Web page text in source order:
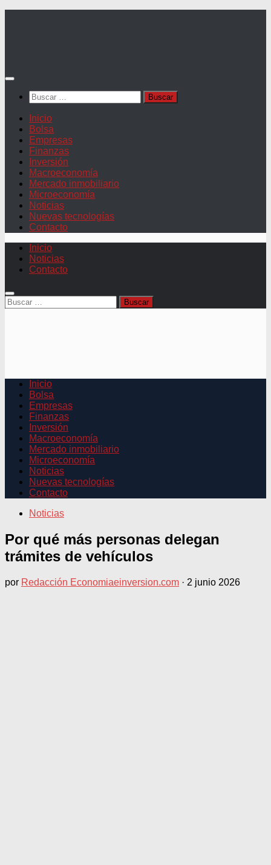
Buscar:
Inicio
Bolsa
Empresas
Finanzas
Inversión
Macroeconomía
Mercado inmobiliario
Microeconomía
Noticias
Nuevas tecnologías
Contacto
Inicio
Noticias
Contacto
Buscar:
Inicio
Bolsa
Empresas
Finanzas
Inversión
Macroeconomía
Mercado inmobiliario
Microeconomía
Noticias
Nuevas tecnologías
Contacto
Noticias
Por qué más personas delegan
trámites de vehículos
por Redacción Economiaeinversion.com · 2 junio 2026